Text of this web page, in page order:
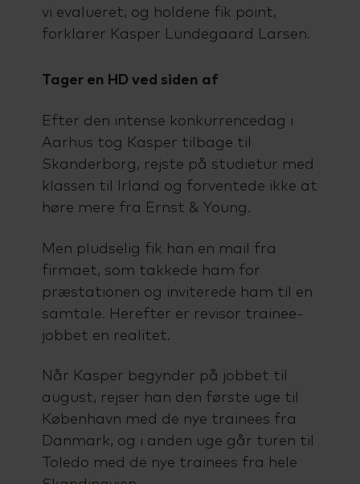
vi evalueret, og holdene fik point,
forklarer Kasper Lundegaard Larsen.
Tager en HD ved siden af
Efter den intense konkurrencedag i
Aarhus tog Kasper tilbage til
Skanderborg, rejste på studietur med
klassen til Irland og forventede ikke at
høre mere fra Ernst & Young.
Men pludselig fik han en mail fra
firmaet, som takkede ham for
præstationen og inviterede ham til en
samtale. Herefter er revisor trainee-
jobbet en realitet.
Når Kasper begynder på jobbet til
august, rejser han den første uge til
København med de nye trainees fra
Danmark, og i anden uge går turen til
Toledo med de nye trainees fra hele